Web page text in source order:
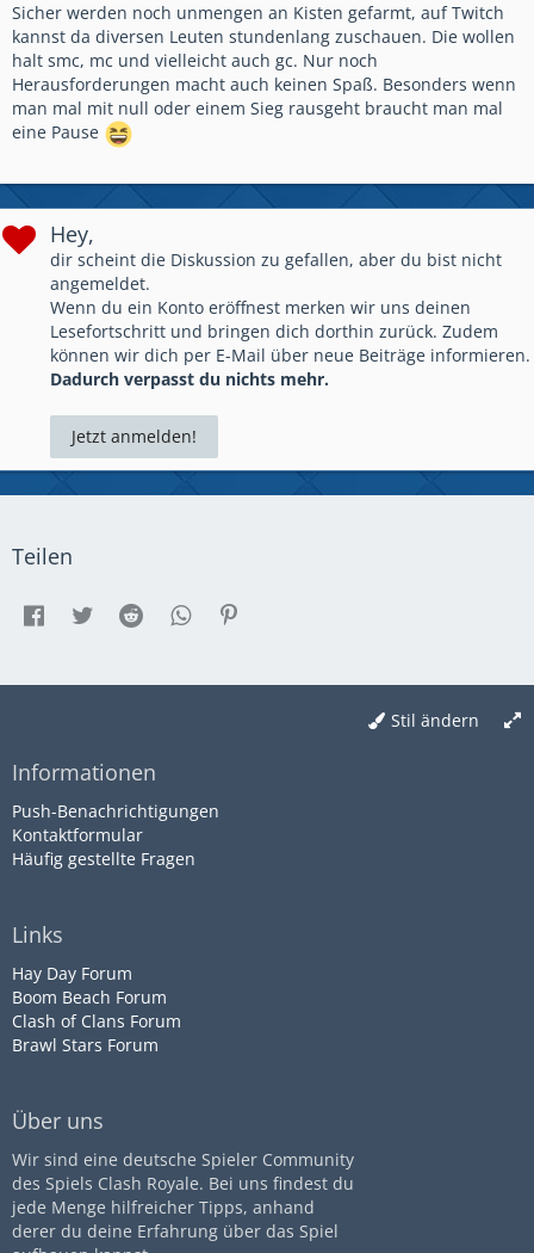
Sicher werden noch unmengen an Kisten gefarmt, auf Twitch
kannst da diversen Leuten stundenlang zuschauen. Die wollen
halt smc, mc und vielleicht auch gc. Nur noch
Herausforderungen macht auch keinen Spaß. Besonders wenn
man mal mit null oder einem Sieg rausgeht braucht man mal
eine Pause
Hey,
dir scheint die Diskussion zu gefallen, aber du bist nicht
angemeldet.
Wenn du ein Konto eröffnest merken wir uns deinen
Lesefortschritt und bringen dich dorthin zurück. Zudem
können wir dich per E-Mail über neue Beiträge informieren.
Dadurch verpasst du nichts mehr.
Jetzt anmelden!
Teilen
Stil ändern
Informationen
Push-Benachrichtigungen
Kontaktformular
Häufig gestellte Fragen
Links
Hay Day Forum
Boom Beach Forum
Clash of Clans Forum
Brawl Stars Forum
Über uns
Wir sind eine deutsche Spieler Community
des Spiels Clash Royale. Bei uns findest du
jede Menge hilfreicher Tipps, anhand
derer du deine Erfahrung über das Spiel